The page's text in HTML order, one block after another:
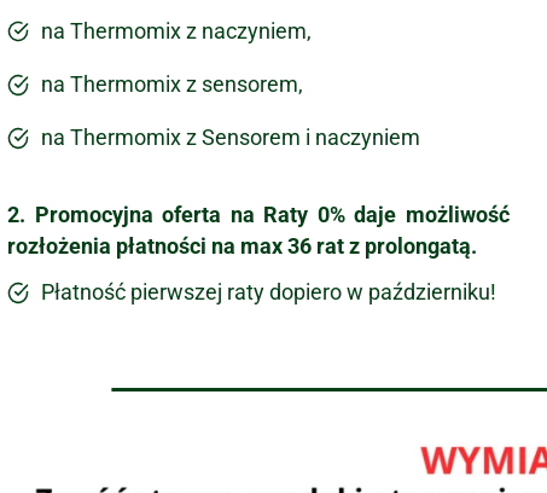
na Thermomix z naczyniem,
na Thermomix z sensorem,
na Thermomix z Sensorem i naczyniem
2. Promocyjna oferta na Raty 0% daje możliwość
rozłożenia płatności na max 36 rat z prolongatą.
Płatność pierwszej raty dopiero w październiku!